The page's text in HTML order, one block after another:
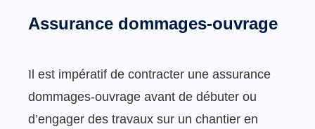
Assurance dommages-ouvrage
Il est impératif de contracter une assurance
dommages-ouvrage avant de débuter ou
d’engager des travaux sur un chantier en